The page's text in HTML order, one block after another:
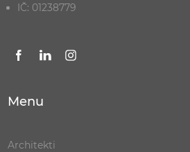
IČ: 01238779
Menu
Architekti